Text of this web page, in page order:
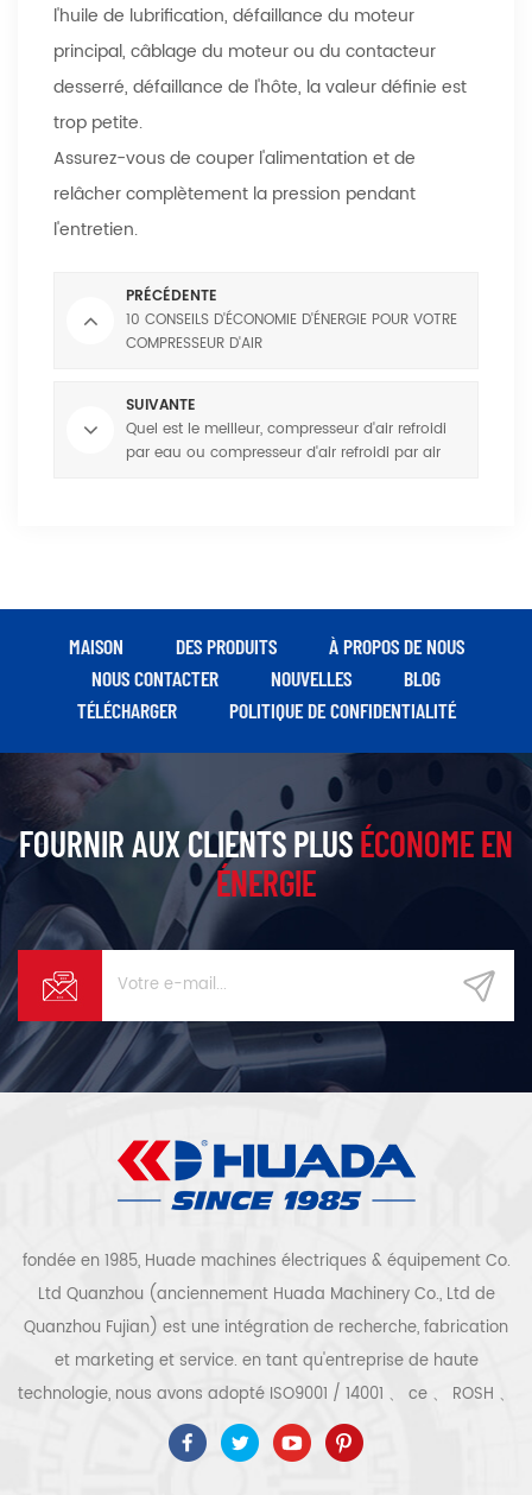
l'huile de lubrification, défaillance du moteur
principal, câblage du moteur ou du contacteur
desserré, défaillance de l'hôte, la valeur définie est
trop petite.
Assurez-vous de couper l'alimentation et de
relâcher complètement la pression pendant
l'entretien.
PRÉCÉDENTE
10 CONSEILS D'ÉCONOMIE D'ÉNERGIE POUR VOTRE
COMPRESSEUR D'AIR
SUIVANTE
Quel est le meilleur, compresseur d'air refroidi
par eau ou compresseur d'air refroidi par air
MAISON DES PRODUITS
À PROPOS DE NOUS
NOUS CONTACTER
NOUVELLES
BLOG
TÉLÉCHARGER
POLITIQUE DE CONFIDENTIALITÉ
FOURNIR AUX CLIENTS PLUSÉCONOME EN
ÉNERGIE
fondée en 1985, Huade machines électriques & équipement Co.
Ltd Quanzhou (anciennement Huada Machinery Co., Ltd de
Quanzhou Fujian) est une intégration de recherche, fabrication
et marketing et service. en tant qu'entreprise de haute
technologie, nous avons adopté ISO9001 / 14001 、 ce 、 ROSH 、
ETL 、 CQC 、 certification de qualité et de sécurité ccc,
certification d'entreprise de haute technologie, etc. que 300